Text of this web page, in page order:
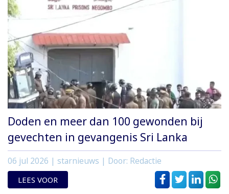
Doden en meer dan 100 gewonden bij
gevechten in gevangenis Sri Lanka
06 jul 2026 | starnieuws | Door: Redactie
LEES VOOR